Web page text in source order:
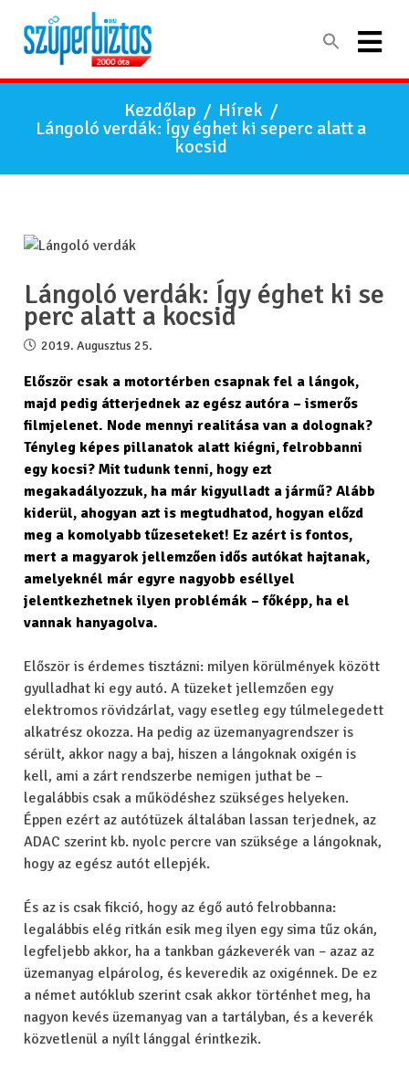
Kezdőlap / Hírek /
Lángoló verdák: Így éghet ki seperc alatt a
kocsid
Lángoló verdák: Így éghet ki se
perc alatt a kocsid
2019. Augusztus 25.
Először csak a motortérben csapnak fel a lángok,
majd pedig átterjednek az egész autóra – ismerős
filmjelenet. Node mennyi realitása van a dolognak?
Tényleg képes pillanatok alatt kiégni, felrobbanni
egy kocsi? Mit tudunk tenni, hogy ezt
megakadályozzuk, ha már kigyulladt a jármű? Alább
kiderül, ahogyan azt is megtudhatod, hogyan előzd
meg a komolyabb tűzeseteket! Ez azért is fontos,
mert a magyarok jellemzően idős autókat hajtanak,
amelyeknél már egyre nagyobb eséllyel
jelentkezhetnek ilyen problémák – főképp, ha el
vannak hanyagolva.
Először is érdemes tisztázni: milyen körülmények között
gyulladhat ki egy autó. A tüzeket jellemzően egy
elektromos rövidzárlat, vagy esetleg egy túlmelegedett
alkatrész okozza. Ha pedig az üzemanyagrendszer is
sérült, akkor nagy a baj, hiszen a lángoknak oxigén is
kell, ami a zárt rendszerbe nemigen juthat be –
legalábbis csak a működéshez szükséges helyeken.
Éppen ezért az autótüzek általában lassan terjednek, az
ADAC szerint kb. nyolc percre van szüksége a lángoknak,
hogy az egész autót ellepjék.
És az is csak fikció, hogy az égő autó felrobbanna:
legalábbis elég ritkán esik meg ilyen egy sima tűz okán,
legfeljebb akkor, ha a tankban gázkeverék van – azaz az
üzemanyag elpárolog, és keveredik az oxigénnek. De ez
a német autóklub szerint csak akkor történhet meg, ha
nagyon kevés üzemanyag van a tartályban, és a keverék
közvetlenül a nyílt lánggal érintkezik.